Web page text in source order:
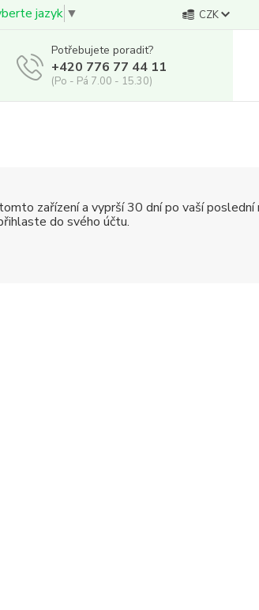
jazyk ▼ CZK
Potřebujete poradit?
+420 776 77 44 11
(Po - Pá 7.00 - 15.30)
zařízení a vyprší 30 dní po vaší poslední
do svého účtu.